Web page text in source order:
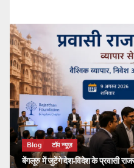
Blog टॉप न्यूज़
बेंगलूरु में जुटेंगे देश-विदेश के प्रवासी